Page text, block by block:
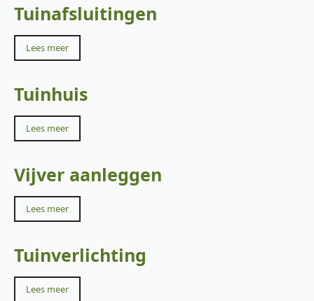
Tuinafsluitingen
Lees meer
Tuinhuis
Lees meer
Vijver aanleggen
Lees meer
Tuinverlichting
Lees meer